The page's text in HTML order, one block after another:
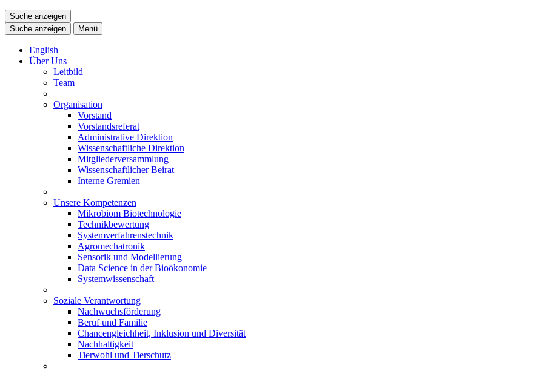
Suche anzeigen
Suche anzeigen
Menü
English
Über Uns
Leitbild
Team
Organisation
Vorstand
Vorstandsreferat
Administrative Direktion
Wissenschaftliche Direktion
Mitgliederversammlung
Wissenschaftlicher Beirat
Interne Gremien
Unsere Kompetenzen
Mikrobiom Biotechnologie
Technikbewertung
Systemverfahrenstechnik
Agromechatronik
Sensorik und Modellierung
Data Science in der Bioökonomie
Systemwissenschaft
Soziale Verantwortung
Nachwuchsförderung
Beruf und Familie
Chancengleichheit, Inklusion und Diversität
Nachhaltigkeit
Tierwohl und Tierschutz